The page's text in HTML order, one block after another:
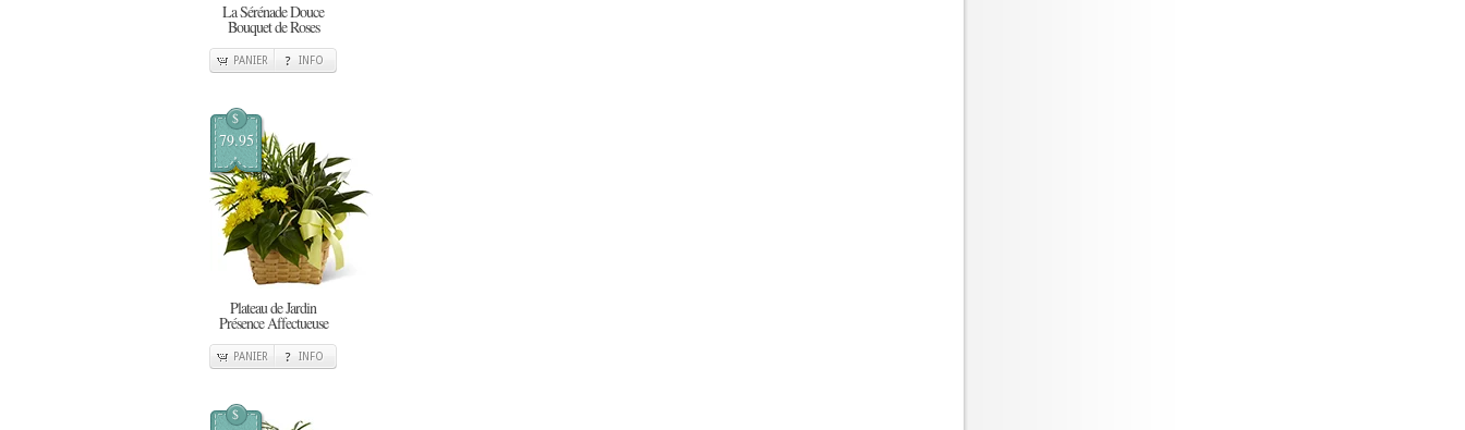
La Sérénade Douce
Bouquet de Roses
PANIER INFO
$
79.95
Plateau de Jardin
Présence Affectueuse
PANIER INFO
$